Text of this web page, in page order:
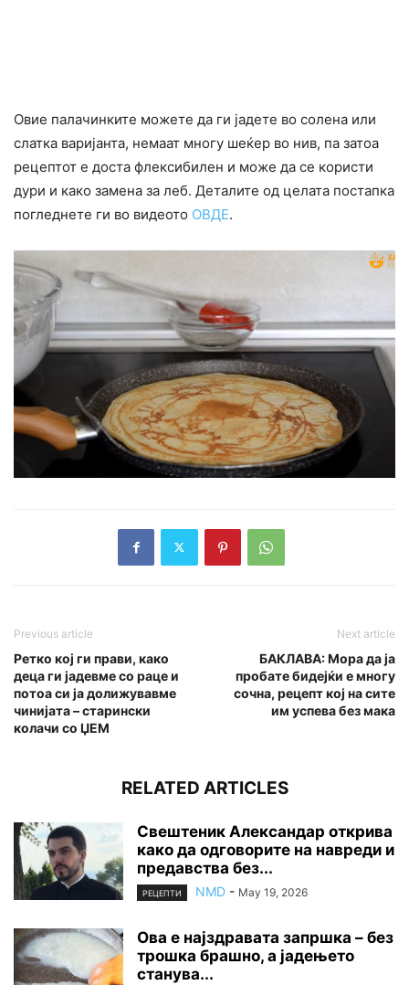
Овие палачинките можете да ги јадете во солена или
слатка варијанта, немаат многу шеќер во нив, па затоа
рецептот е доста флексибилен и може да се користи
дури и како замена за леб. Деталите од целата постапка
погледнете ги во видеото ОВДЕ.
Previous article
Ретко кој ги прави, како
деца ги јадевме со раце и
потоа си ја долижувавме
чинијата – старински
колачи со ЏЕМ
Next article
БАКЛАВА: Мора да ја
пробате бидејќи е многу
сочна, рецепт кој на сите
им успева без мака
RELATED ARTICLES
Свештеник Александар открива
како да одговорите на навреди и
предавства без...
РЕЦЕПТИ NMD - May 19, 2026
Ова е најздравата запршка – без
трошка брашно, а јадењето
станува...